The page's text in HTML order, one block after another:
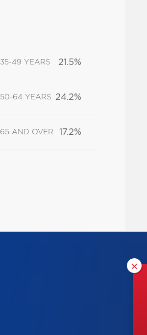
35-49 YEARS 21.5%
50-64 YEARS 24.2%
65 AND OVER 17.2%
×